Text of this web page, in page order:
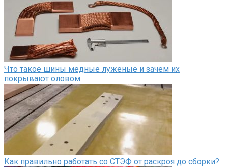
Что такое шины медные луженые и зачем их
покрывают оловом
Как правильно работать со СТЭФ от раскроя до сборки?